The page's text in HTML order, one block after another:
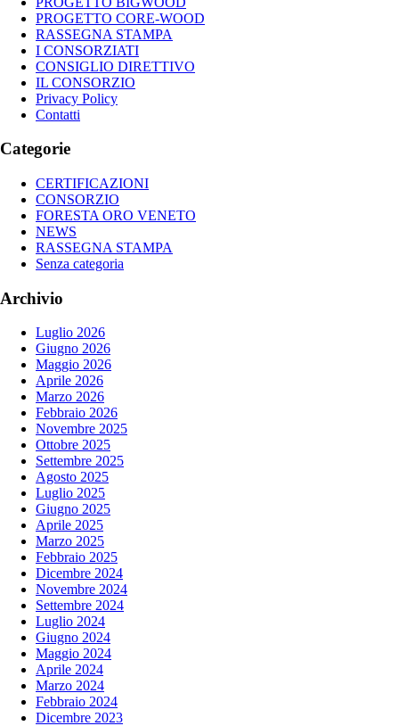
PROGETTO CORE-WOOD
RASSEGNA STAMPA
I CONSORZIATI
CONSIGLIO DIRETTIVO
IL CONSORZIO
Privacy Policy
Contatti
Categorie
CERTIFICAZIONI
CONSORZIO
FORESTA ORO VENETO
NEWS
RASSEGNA STAMPA
Senza categoria
Archivio
Luglio 2026
Giugno 2026
Maggio 2026
Aprile 2026
Marzo 2026
Febbraio 2026
Novembre 2025
Ottobre 2025
Settembre 2025
Agosto 2025
Luglio 2025
Giugno 2025
Aprile 2025
Marzo 2025
Febbraio 2025
Dicembre 2024
Novembre 2024
Settembre 2024
Luglio 2024
Giugno 2024
Maggio 2024
Aprile 2024
Marzo 2024
Febbraio 2024
Dicembre 2023